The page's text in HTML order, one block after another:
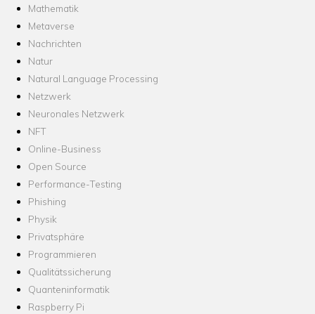
Mathematik
Metaverse
Nachrichten
Natur
Natural Language Processing
Netzwerk
Neuronales Netzwerk
NFT
Online-Business
Open Source
Performance-Testing
Phishing
Physik
Privatsphäre
Programmieren
Qualitätssicherung
Quanteninformatik
Raspberry Pi